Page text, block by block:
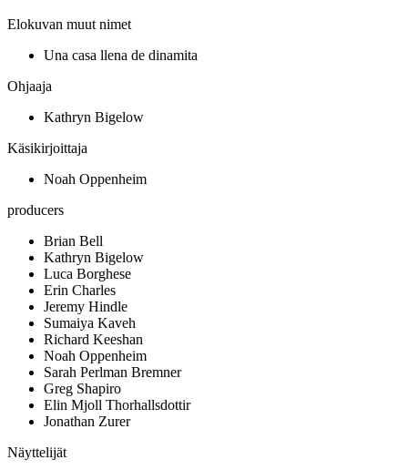
Elokuvan muut nimet
Una casa llena de dinamita
Ohjaaja
Kathryn Bigelow
Käsikirjoittaja
Noah Oppenheim
producers
Brian Bell
Kathryn Bigelow
Luca Borghese
Erin Charles
Jeremy Hindle
Sumaiya Kaveh
Richard Keeshan
Noah Oppenheim
Sarah Perlman Bremner
Greg Shapiro
Elin Mjoll Thorhallsdottir
Jonathan Zurer
Näyttelijät